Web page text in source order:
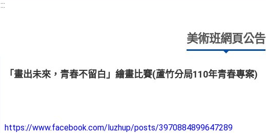
:::
美術班網頁公告
「畫出未來，青春不留白」繪畫比賽(蘆竹分局110年青春專案)
https://www.facebook.com/luzhup/posts/3970884899647289